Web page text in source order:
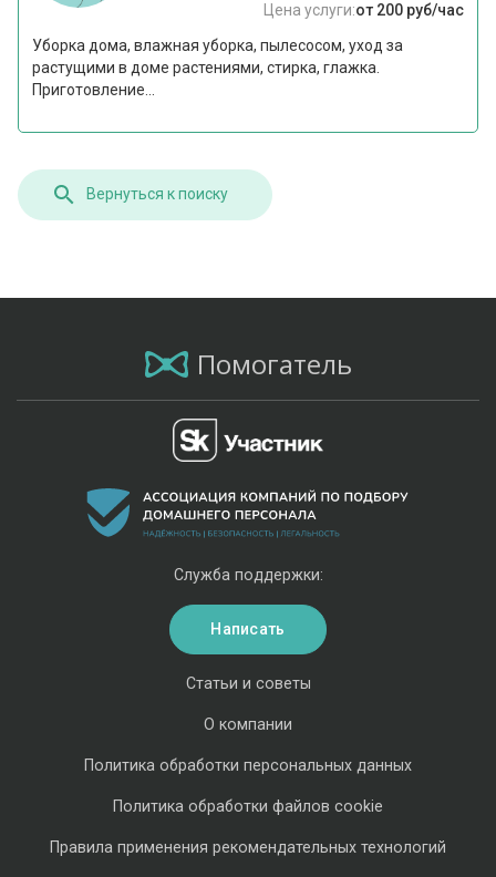
Цена услуги:от 200 руб/час
Уборка дома, влажная уборка, пылесосом, уход за
растущими в доме растениями, стирка, глажка.
Приготовление...
Вернуться к поиску
Помогатель
Статьи и советы
О компании
Политика обработки персональных данных
Политика обработки файлов cookie
Правила применения рекомендательных технологий
Служба поддержки:
Написать